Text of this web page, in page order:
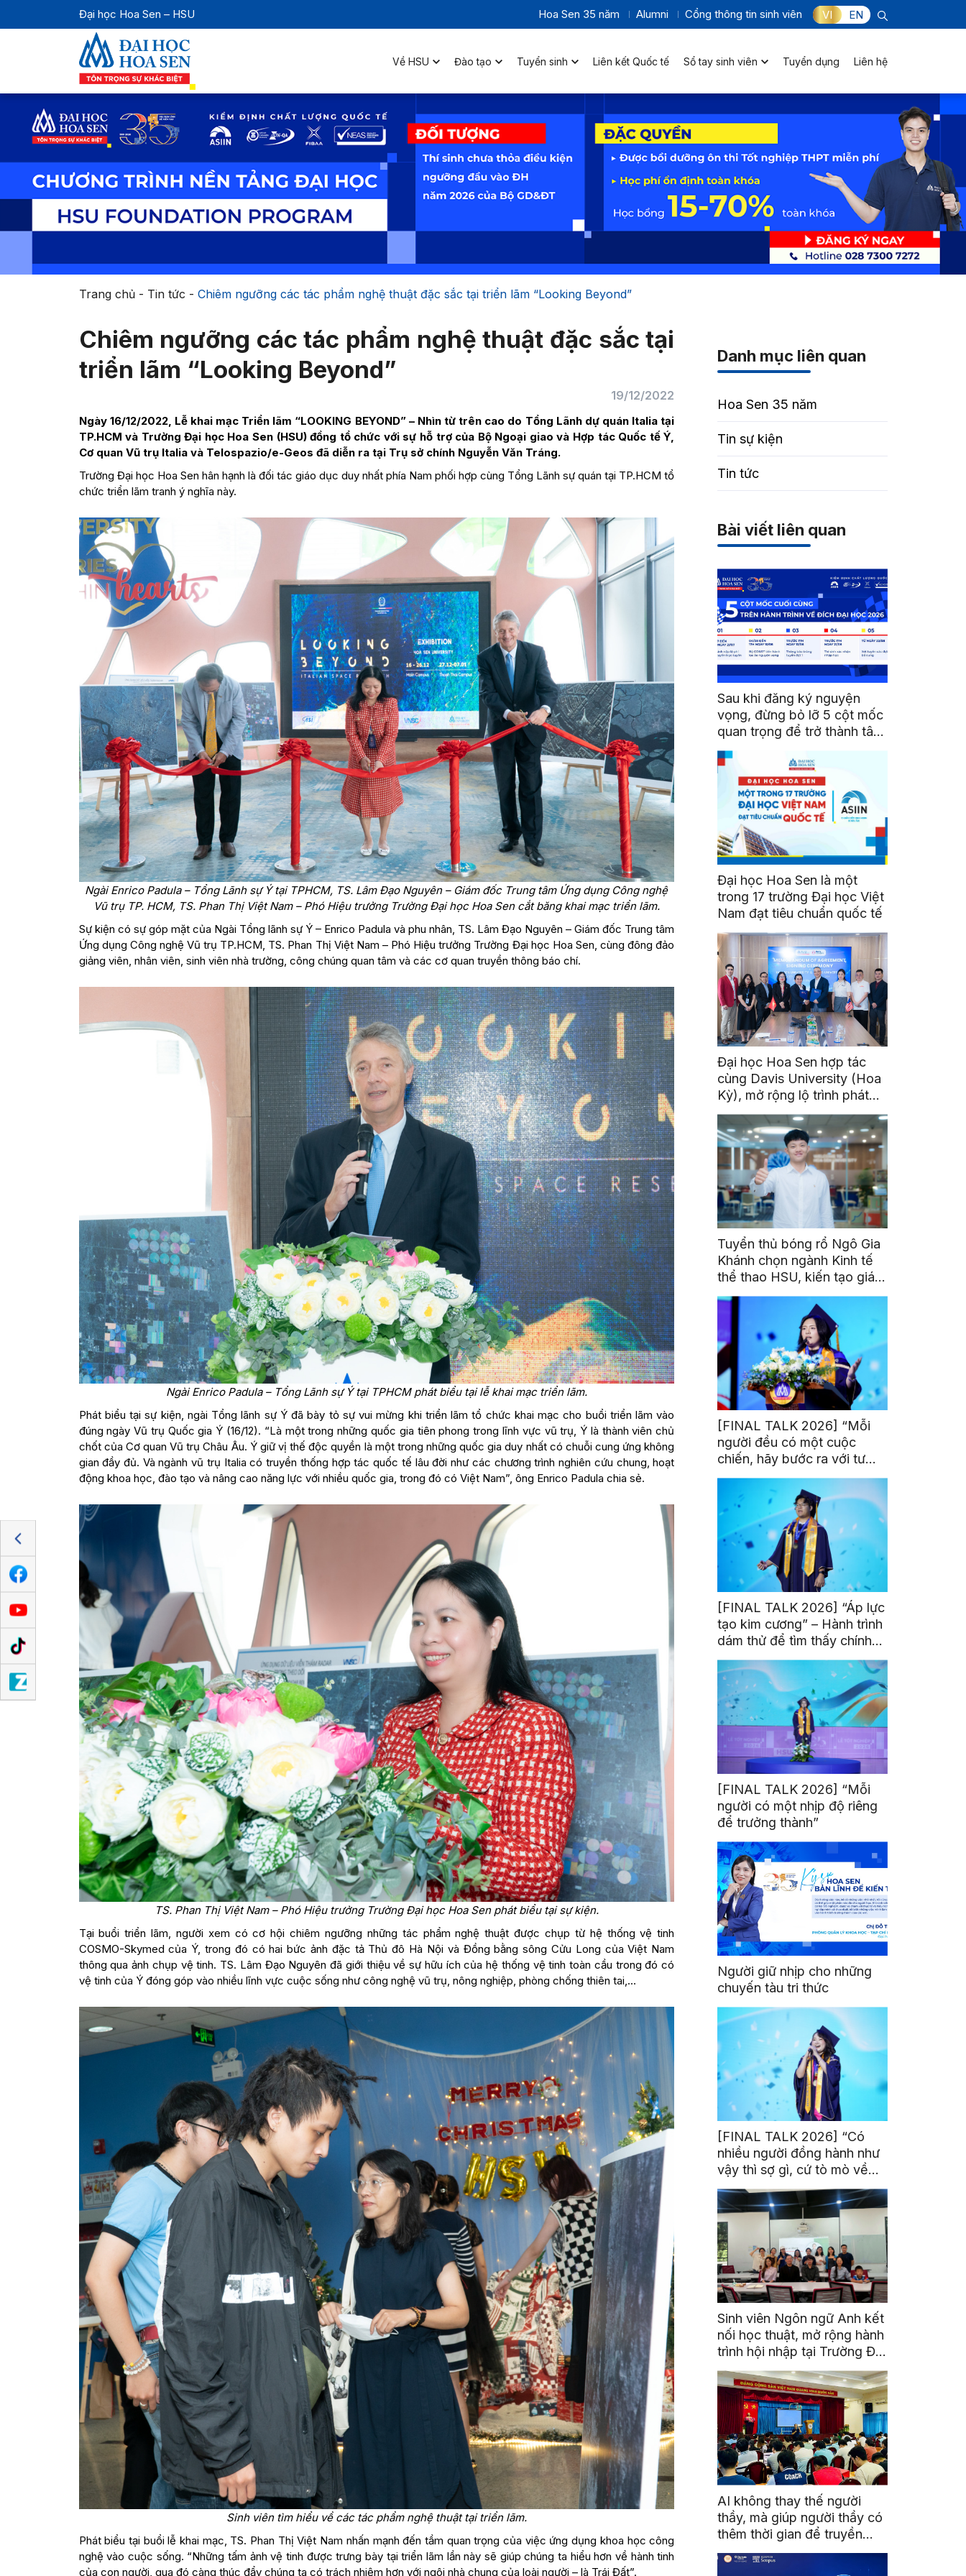
Đại học Hoa Sen – HSU Hoa Sen 35 năm Alumni Cổng thông tin sinh viên VI EN
Về HSU Đào tạo Tuyển sinh Liên kết Quốc tế Sổ tay sinh viên Tuyển dụng Liên hệ
Trang chủ- Tin tức - Chiêm ngưỡng các tác phẩm nghệ thuật đặc sắc tại triển lãm “Looking Beyond”
Chiêm ngưỡng các tác phẩm nghệ thuật đặc sắc tại
triển lãm “Looking Beyond”
19/12/2022
Ngày 16/12/2022, Lễ khai mạc Triển lãm “LOOKING BEYOND” – Nhìn từ trên cao do Tổng Lãnh dự quán Italia tại
TP.HCM và Trường Đại học Hoa Sen (HSU) đồng tổ chức với sự hỗ trợ của Bộ Ngoại giao và Hợp tác Quốc tế Ý,
Cơ quan Vũ trụ Italia và Telospazio/e-Geos đã diễn ra tại Trụ sở chính Nguyễn Văn Tráng.
Trường Đại học Hoa Sen hân hạnh là đối tác giáo dục duy nhất phía Nam phối hợp cùng Tổng Lãnh sự quán tại TP.HCM tổ
chức triển lãm tranh ý nghĩa này.
Ngài Enrico Padula – Tổng Lãnh sự Ý tại TPHCM, TS. Lâm Đạo Nguyên – Giám đốc Trung tâm Ứng dụng Công nghệ
Vũ trụ TP. HCM, TS. Phan Thị Việt Nam – Phó Hiệu trưởng Trường Đại học Hoa Sen cắt băng khai mạc triển lãm.
Sự kiện có sự góp mặt của Ngài Tổng lãnh sự Ý – Enrico Padula và phu nhân, TS. Lâm Đạo Nguyên – Giám đốc Trung tâm
Ứng dụng Công nghệ Vũ trụ TP.HCM, TS. Phan Thị Việt Nam – Phó Hiệu trưởng Trường Đại học Hoa Sen, cùng đông đảo
giảng viên, nhân viên, sinh viên nhà trường, công chúng quan tâm và các cơ quan truyền thông báo chí.
Ngài Enrico Padula – Tổng Lãnh sự Ý tại TPHCM phát biểu tại lễ khai mạc triển lãm.
Phát biểu tại sự kiện, ngài Tổng lãnh sự Ý đã bày tỏ sự vui mừng khi triển lãm tổ chức khai mạc cho buổi triển lãm vào
đúng ngày Vũ trụ Quốc gia Ý (16/12). “Là một trong những quốc gia tiên phong trong lĩnh vực vũ trụ, Ý là thành viên chủ
chốt của Cơ quan Vũ trụ Châu Âu. Ý giữ vị thế độc quyền là một trong những quốc gia duy nhất có chuỗi cung ứng không
gian đầy đủ. Và ngành vũ trụ Italia có truyền thống hợp tác quốc tế lâu đời như các chương trình nghiên cứu chung, hoạt
động khoa học, đào tạo và nâng cao năng lực với nhiều quốc gia, trong đó có Việt Nam”, ông Enrico Padula chia sẻ.
TS. Phan Thị Việt Nam – Phó Hiệu trưởng Trường Đại học Hoa Sen phát biểu tại sự kiện.
Tại buổi triển lãm, người xem có cơ hội chiêm ngưỡng những tác phẩm nghệ thuật được chụp từ hệ thống vệ tinh
COSMO-Skymed của Ý, trong đó có hai bức ảnh đặc tả Thủ đô Hà Nội và Đồng bằng sông Cửu Long của Việt Nam
thông qua ảnh chụp vệ tinh. TS. Lâm Đạo Nguyên đã giới thiệu về sự hữu ích của hệ thống vệ tinh toàn cầu trong đó có
vệ tinh của Ý đóng góp vào nhiều lĩnh vực cuộc sống như công nghệ vũ trụ, nông nghiệp, phòng chống thiên tai,…
Sinh viên tìm hiểu về các tác phẩm nghệ thuật tại triển lãm.
Phát biểu tại buổi lễ khai mạc, TS. Phan Thị Việt Nam nhấn mạnh đến tầm quan trọng của việc ứng dụng khoa học công
nghệ vào cuộc sống. “Những tấm ảnh vệ tinh được trưng bày tại triển lãm lần này sẽ giúp chúng ta hiểu hơn về hành tinh
của con người, qua đó càng thúc đẩy chúng ta có trách nhiệm hơn với ngôi nhà chung của loài người – là Trái Đất”.
Danh mục liên quan
Hoa Sen 35 năm
Tin sự kiện
Tin tức
Bài viết liên quan
Sau khi đăng ký nguyện
vọng, đừng bỏ lỡ 5 cột mốc
quan trọng để trở thành tân
sinh viên HSU
Đại học Hoa Sen là một
trong 17 trường Đại học Việt
Nam đạt tiêu chuẩn quốc tế
Đại học Hoa Sen hợp tác
cùng Davis University (Hoa
Kỳ), mở rộng lộ trình phát
triển toàn cầu cho sinh viên
Tuyển thủ bóng rổ Ngô Gia
Khánh chọn ngành Kinh tế
thể thao HSU, kiến tạo giá
trị từ đam mê thể thao
[FINAL TALK 2026] “Mỗi
người đều có một cuộc
chiến, hãy bước ra với tư
thế của người chiến thắng”
[FINAL TALK 2026] “Áp lực
tạo kim cương” – Hành trình
dám thử để tìm thấy chính
mình
[FINAL TALK 2026] “Mỗi
người có một nhịp độ riêng
để trưởng thành”
Người giữ nhịp cho những
chuyến tàu tri thức
[FINAL TALK 2026] “Có
nhiều người đồng hành như
vậy thì sợ gì, cứ tò mò về
thế giới thôi”
Sinh viên Ngôn ngữ Anh kết
nối học thuật, mở rộng hành
trình hội nhập tại Trường Đại
học Quốc gia Malaysia
AI không thay thế người
thầy, mà giúp người thầy có
thêm thời gian để truyền
cảm hứng